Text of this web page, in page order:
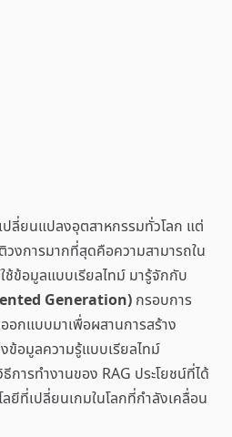
ลี่ยนแปลงอุตสาหกรรมทั่วโลก แต่
งการมากที่สุดคือความสามารถใน
ช้ข้อมูลแบบเรียลไทม์ มารู้จักกับ
Generation) กรอบการ
อกแบบมาเพื่อผสานการสร้าง
ข้อมูลความรู้แบบเรียลไทม์
การทำงานของ RAG ประโยชน์ที่ได้
ลยีที่เปลี่ยนเกมในโลกที่กำลังเคลื่อน